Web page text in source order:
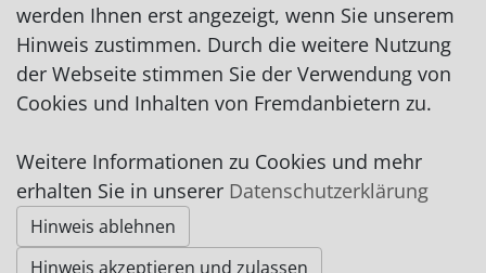
© Worpswede24 2015-2026
werden Ihnen erst angezeigt, wenn Sie unserem
Hinweis zustimmen. Durch die weitere Nutzung
der Webseite stimmen Sie der Verwendung von
Cookies und Inhalten von Fremdanbietern zu.
Weitere Informationen zu Cookies und mehr
erhalten Sie in unserer Datenschutzerklärung
Hinweis ablehnen
Hinweis akzeptieren und zulassen